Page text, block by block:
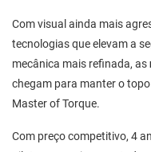
Com visual ainda mais
tecnologias que elevam a
mecânica mais refinada, as
chegam para manter o
Master of Torque.
Com preço competitivo, 4